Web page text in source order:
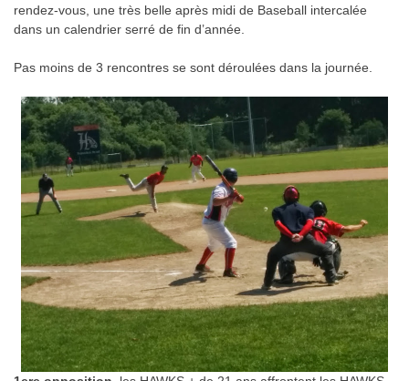
rendez-vous, une très belle après midi de Baseball intercalée
dans un calendrier serré de fin d’année.
Pas moins de 3 rencontres se sont déroulées dans la journée.